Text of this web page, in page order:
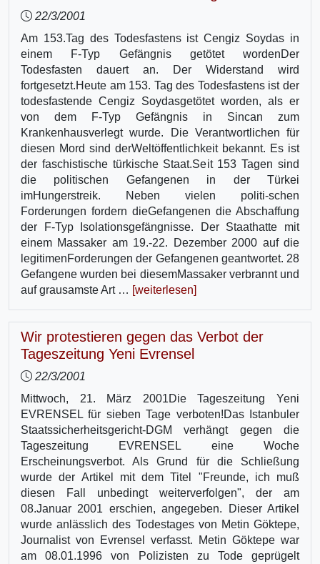
22/3/2001
Am 153.Tag des Todesfastens ist Cengiz Soydas in
einem F-Typ Gefängnis getötet wordenDer
Todesfasten dauert an. Der Widerstand wird
fortgesetzt.Heute am 153. Tag des Todesfastens ist der
todesfastende Cengiz Soydasgetötet worden, als er
von dem F-Typ Gefängnis in Sincan zum
Krankenhausverlegt wurde. Die Verantwortlichen für
diesen Mord sind derWeltöffentlichkeit bekannt. Es ist
der faschistische türkische Staat.Seit 153 Tagen sind
die politischen Gefangenen in der Türkei
imHungerstreik. Neben vielen politi-schen
Forderungen fordern dieGefangenen die Abschaffung
der F-Typ Isolationsgefängnisse. Der Staathatte mit
einem Massaker am 19.-22. Dezember 2000 auf die
legitimenForderungen der Gefangenen geantwortet. 28
Gefangene wurden bei diesemMassaker verbrannt und
auf grausamste Art … [weiterlesen]
Wir protestieren gegen das Verbot der
Tageszeitung Yeni Evrensel
22/3/2001
Mittwoch, 21. März 2001Die Tageszeitung Yeni
EVRENSEL für sieben Tage verboten!Das Istanbuler
Staatssicherheitsgericht-DGM verhängt gegen die
Tageszeitung EVRENSEL eine Woche
Erscheinungsverbot. Als Grund für die Schließung
wurde der Artikel mit dem Titel "Freunde, ich muß
diesen Fall unbedingt weiterverfolgen", der am
08.Januar 2001 erschien, angegeben. Dieser Artikel
wurde anlässlich des Todestages von Metin Göktepe,
Journalist von Evrensel verfasst. Metin Göktepe war
am 08.01.1996 von Polizisten zu Tode geprügelt